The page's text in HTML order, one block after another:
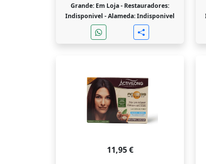
Grande: Em Loja - Restauradores:
Indisponivel -Alameda: Indisponivel
11,95 €